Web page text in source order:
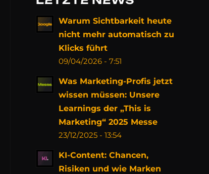
Warum Sichtbarkeit heute
nicht mehr automatisch zu
Klicks führt
09/04/2026 - 7:51
Was Marketing-Profis jetzt
wissen müssen: Unsere
Learnings der „This is
Marketing“ 2025 Messe
23/12/2025 - 13:54
KI-Content: Chancen,
Risiken und wie Marken